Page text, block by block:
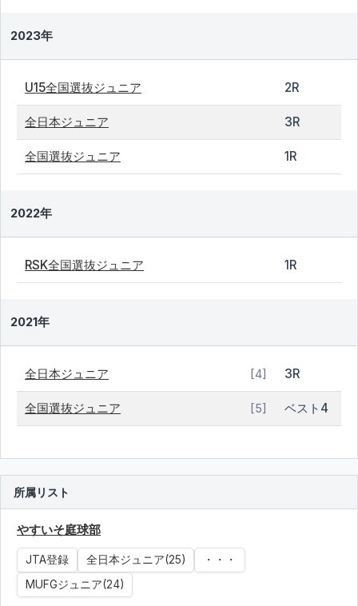
2023年
U15全国選抜ジュニア 2R
全日本ジュニア 3R
全国選抜ジュニア 1R
2022年
RSK全国選抜ジュニア 1R
2021年
全日本ジュニア [4] 3R
全国選抜ジュニア [5] ベスト4
所属リスト
やすいそ庭球部
JTA登録 全日本ジュニア(25)
・・・
MUFGジュニア(24)